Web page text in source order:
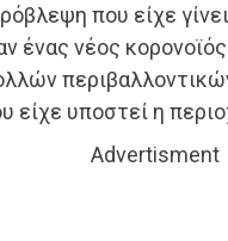
που είχε
ένας νέος
υποστεί η
Advertisment